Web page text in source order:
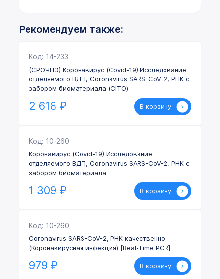
Рекомендуем также:
Код: 14-233
(СРОЧНО) Коронавирус (Covid-19) Исследование
отделяемого ВДП, Coronavirus SARS-CoV-2, РНК с
забором биоматериала (CITO)
2 618 ₽ В корзину
Код: 10-260
Коронавирус (Covid-19) Исследование
отделяемого ВДП, Coronavirus SARS-CoV-2, РНК с
забором биоматериала
1 309 ₽ В корзину
Код: 10-260
Coronavirus SARS-CoV-2, РНК качественно
(Коронавирусная инфекция) [Real-Time PCR]
979 ₽ В корзину